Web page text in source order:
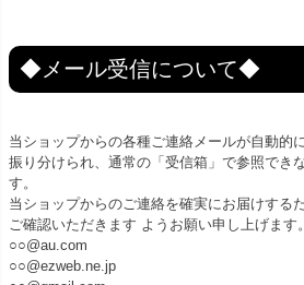
◆メール受信について◆
当ショップからの各種ご連絡メールが自動的
振り分けられ、通常の「受信箱」で参照でき
す。
当ショップからのご連絡を確実にお届けする
ご確認いただきます ようお願い申し上げます。
○○@au.com
○○@ezweb.ne.jp